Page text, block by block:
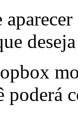
poderá